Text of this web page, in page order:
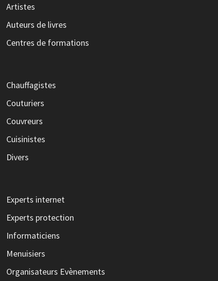
Artistes
Auteurs de livres
Centres de formations
Chauffagistes
Couturiers
Couvreurs
Cuisinistes
Divers
Experts internet
Experts protection
Informaticiens
Menuisiers
Organisateurs Evènements